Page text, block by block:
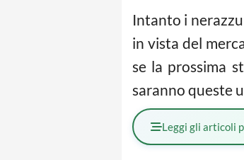
Intanto i
in vista del
se la prossima
saranno queste
Leggi gli articoli